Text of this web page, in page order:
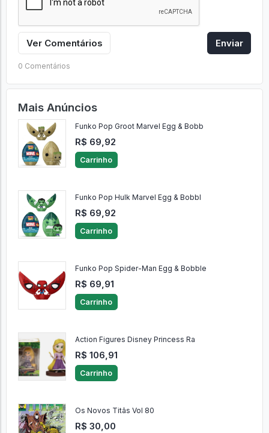
Ver Comentários Enviar
0 Comentários
Mais Anúncios
Funko Pop Groot Marvel Egg & Bobb
R$ 69,92
Carrinho
Funko Pop Hulk Marvel Egg & Bobbl
R$ 69,92
Carrinho
Funko Pop Spider-Man Egg & Bobble
R$ 69,91
Carrinho
Action Figures Disney Princess Ra
R$ 106,91
Carrinho
Os Novos Titãs Vol 80
R$ 30,00